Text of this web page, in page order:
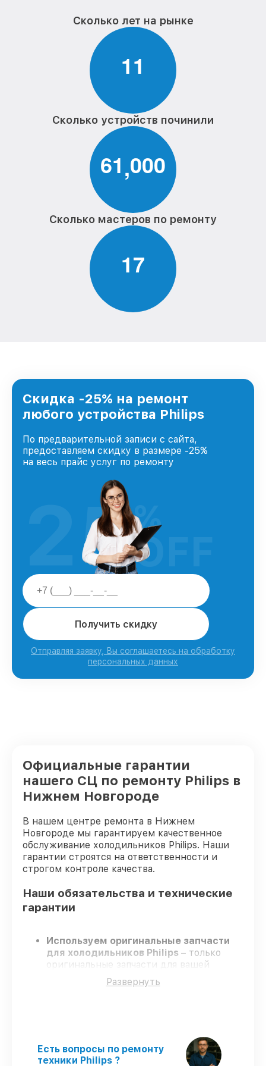
Сколько лет на рынке
11
Сколько устройств починили
61,000
Сколько мастеров по ремонту
17
Скидка -25% на ремонт
любого устройства Philips
По предварительной записи с сайта,
предоставляем скидку в размере -25%
на весь прайс услуг по ремонту
Получить скидку
Отправляя заявку, Вы соглашаетесь на обработку
персональных данных
25%
OFF
Официальные гарантии
нашего СЦ по ремонту Philips в
Нижнем Новгороде
В нашем центре ремонта в Нижнем
Новгороде мы гарантируем качественное
обслуживание холодильников Philips. Наши
гарантии строятся на ответственности и
строгом контроле качества.
Наши обязательства и технические
гарантии
Используем оригинальные запчасти
для холодильников Philips – только
оригинальные запчасти для вашей
Опытные мастера– проходят строгий
– ремонт
холодильников Philips без бесконечных
переносов.
Развернуть
Есть вопросы по ремонту
техники Philips ?